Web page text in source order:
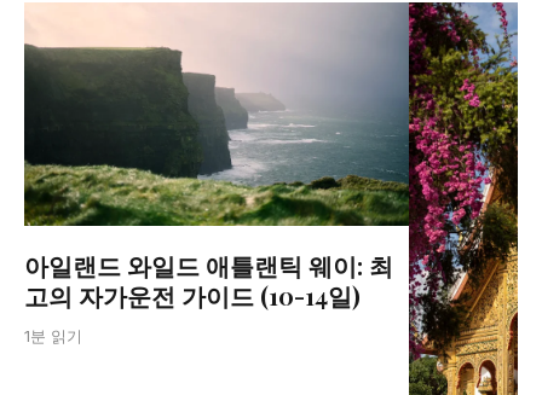
아일랜드 와일드 애틀랜틱 웨이: 최
고의 자가운전 가이드 (10-14일)
1분 읽기